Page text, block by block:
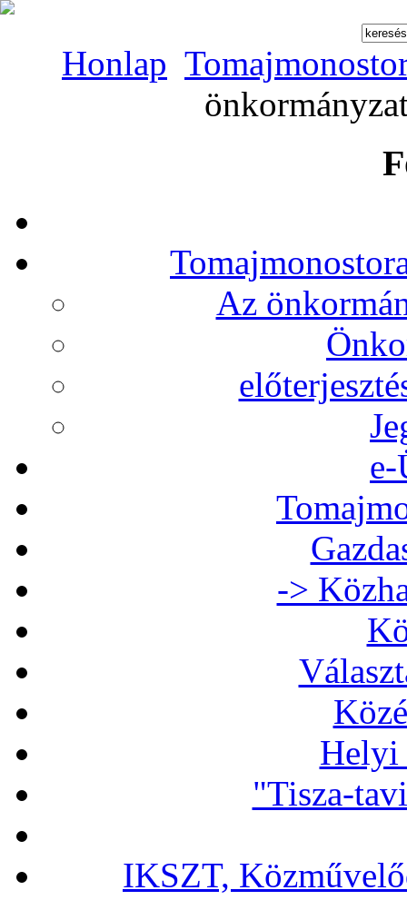
Honlap
Az
e-
->
Helyi
"Tisza-
IKSZT,